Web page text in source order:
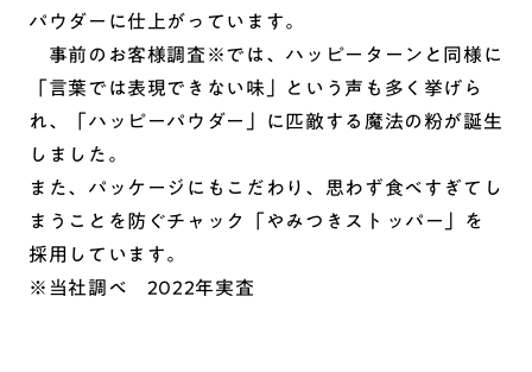
パウダーに仕上がっています。
事前のお客様調査※では、ハッピーターンと同様に
「言葉では表現できない味」という声も多く挙げら
れ、「ハッピーパウダー」に匹敵する魔法の粉が誕生
しました。
また、パッケージにもこだわり、思わず食べすぎてし
まうことを防ぐチャック「やみつきストッパー」を
採用しています。
※当社調べ 2022年実査